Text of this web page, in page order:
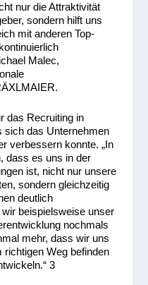
nur die Attraktivität
sondern hilft uns
mit anderen Top-
Malec,
das Recruiting in
sich das Unternehmen
verbessern konnte. „In
dass es uns in der
ist, nicht nur unsere
sondern gleichzeitig
deutlich
beispielsweise unser
nochmals
mehr, dass wir uns
richtigen Weg befinden
3